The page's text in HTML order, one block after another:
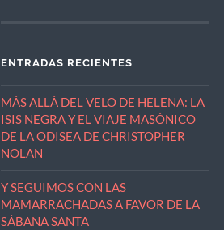
ENTRADAS RECIENTES
MÁS ALLÁ DEL VELO DE HELENA: LA
ISIS NEGRA Y EL VIAJE MASÓNICO
DE LA ODISEA DE CHRISTOPHER
NOLAN
Y SEGUIMOS CON LAS
MAMARRACHADAS A FAVOR DE LA
SÁBANA SANTA